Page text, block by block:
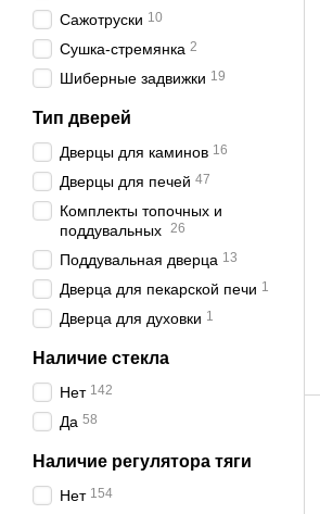
Сажотруски 10
Сушка-стремянка 2
Шиберные задвижки 19
Тип дверей
Дверцы для каминов 16
Дверцы для печей 47
Комплекты топочных и
поддувальных 26
Поддувальная дверца 13
Дверца для пекарской печи 1
Дверца для духовки 1
Наличие стекла
Нет 142
Да 58
Наличие регулятора тяги
Нет 154